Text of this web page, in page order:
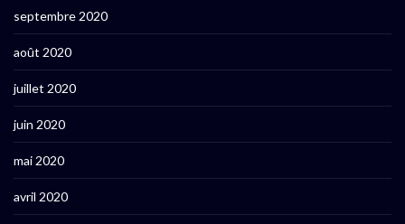
septembre 2020
août 2020
juillet 2020
juin 2020
mai 2020
avril 2020